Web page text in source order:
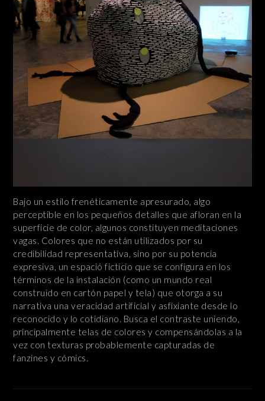
Bajo un estilo frenéticamente apresurado, algo
perceptible en los pequeños detalles que afloran en la
superficie de color, algunos constituyen meditaciones
vagas. Colores que no están utilizados por su
credibilidad representativa, sino por su potencia
expresiva, un espació ficticio que se configura en los
términos de la instalación (como un mundo real
construido en cartón papel y tela) que otorga a su
narrativa una veracidad artificial y asfixiante desde lo
reconocido y lo cotidiano. Busca el contraste uniendo,
principalmente telas de colores y compensándolas a la
vez con texturas probablemente capturadas de
fanzines y cómics.